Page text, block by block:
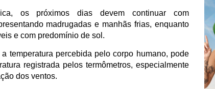
os próximos dias devem continuar com
madrugadas e manhãs frias, enquanto
e com predomínio de sol.
temperatura percebida pelo corpo humano, pode
registrada pelos termômetros, especialmente
dos ventos.